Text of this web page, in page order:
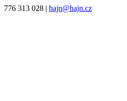
776 313 028 | hajn@hajn.cz